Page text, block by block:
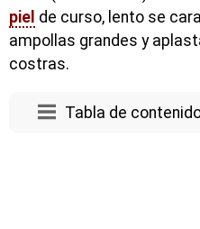
piel de curso, lento se
ampollas grandes y
costras.
Tabla de